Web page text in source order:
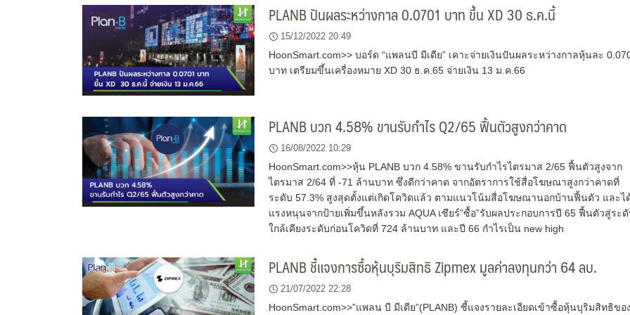
PLANB ปันผลระหว่างกาล 0.0701 บาท ขึ้น XD 30 ธ.ค.นี้
15/12/2022 20:49
HoonSmart.com>> บอร์ด “แพลนบี มีเดีย” เคาะจ่ายเงินปันผลระหว่างกาลหุ้นละ
บาท เตรียมขึ้นเครื่องหมาย XD 30 ธ.ค.65 จ่ายเงิน 13 ม.ค.66
PLANB บวก 4.58% ขานรับกำไร Q2/65 ฟื้นตัวสูงกว่าคาด
16/08/2022 10:29
HoonSmart.com>>หุ้น PLANB บวก 4.58% ขานรับกำไรไตรมาส 2/65 ฟื้นตัวสูงจาก
ไตรมาส 2/64 ที่ -71 ล้านบาท ซึ่งดีกว่าคาด จากอัตราการใช้สื่อโฆษณาสูงกว่าคาดที่
ระดับ 57.3% สูงสุดตั้งแต่เกิดโควิดแล้ว ตามแนวโน้มสื่อโฆษณานอกบ้านฟื้นตัว และไ
แรงหนุนจากป้ายเพิ่มขึ้นหลังรวม AQUA เชียร์”ซื้อ”รับผลประกอบการปี 65 ฟื้นตัวสู่ระ
ใกล้เคียงระดับก่อนโควิดที่ 724 ล้านบาท และปี 66 กำไรเป็น new high
PLANB ชี้แจงการซื้อหุ้นบุริมสิทธิ Zipmex มูลค่าลงทุนกว่า 64 ลบ.
21/07/2022 22:28
HoonSmart.com>>”แพลน บี มีเดีย”(PLANB) ชี้แจงรายละเอียดเข้าซื้อหุ้นบุริมสิทธิของ